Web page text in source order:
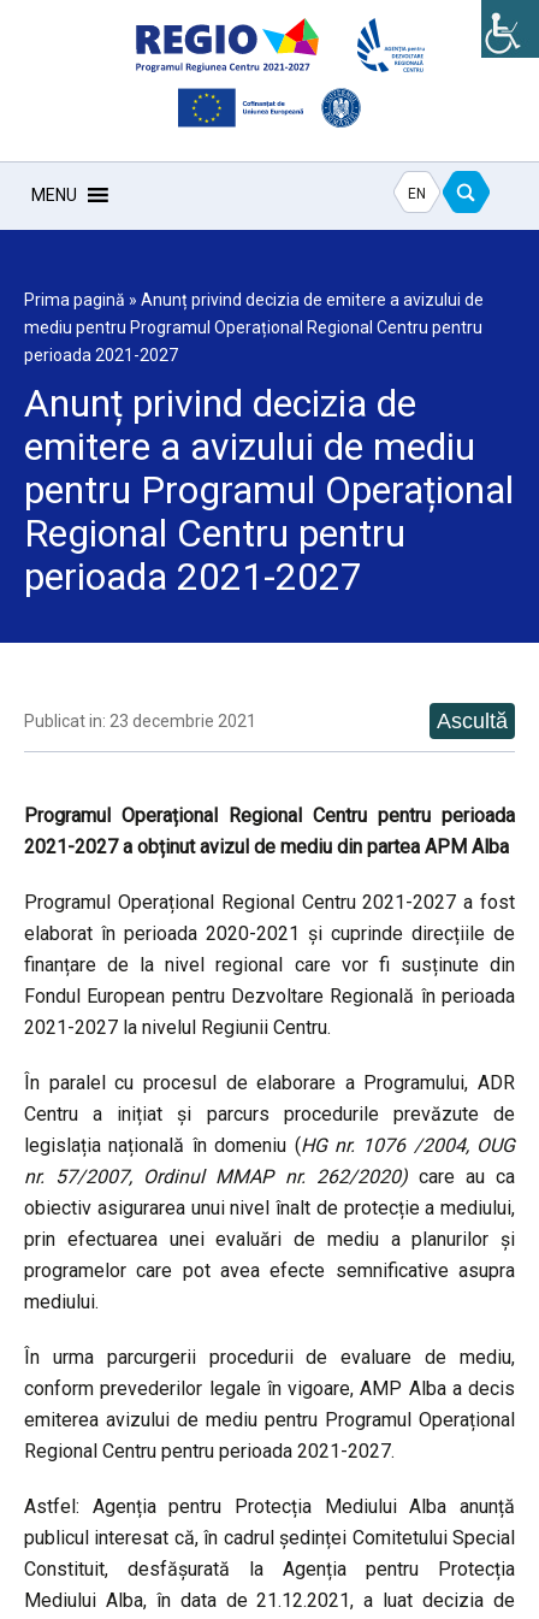
MENU EN
Prima pagină » Anunț privind decizia de emitere a avizului de
mediu pentru Programul Operațional Regional Centru pentru
perioada 2021-2027
Anunț privind decizia de
emitere a avizului de mediu
pentru Programul Operațional
Regional Centru pentru
perioada 2021-2027
Publicat in: 23 decembrie 2021
Programul Operațional Regional Centru pentru perioada
2021-2027 a obținut avizul de mediu din partea APM Alba
Programul Operațional Regional Centru 2021-2027 a fost
elaborat în perioada 2020-2021 și cuprinde direcțiile de
finanțare de la nivel regional care vor fi susținute din
Fondul European pentru Dezvoltare Regională în perioada
2021-2027 la nivelul Regiunii Centru.
În paralel cu procesul de elaborare a Programului, ADR
Centru a inițiat și parcurs procedurile prevăzute de
legislația națională în domeniu (HG nr. 1076 /2004, OUG
nr. 57/2007, Ordinul MMAP nr. 262/2020)care au ca
obiectiv asigurarea unui nivel înalt de protecție a mediului,
prin efectuarea unei evaluări de mediu a planurilor și
programelor care pot avea efecte semnificative asupra
mediului.
În urma parcurgerii procedurii de evaluare de mediu,
conform prevederilor legale în vigoare, AMP Alba a decis
emiterea avizului de mediu pentru Programul Operațional
Regional Centru pentru perioada 2021-2027.
Astfel: Agenția pentru Protecția Mediului Alba anunță
publicul interesat că, în cadrul ședinței Comitetului Special
Constituit, desfășurată la Agenția pentru Protecția
Mediului Alba, în data de 21.12.2021, a luat decizia de